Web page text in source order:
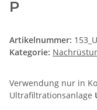
P
Artikelnummer:
Kategorie:
Verwendung nur in
Ultrafiltrationsanlage